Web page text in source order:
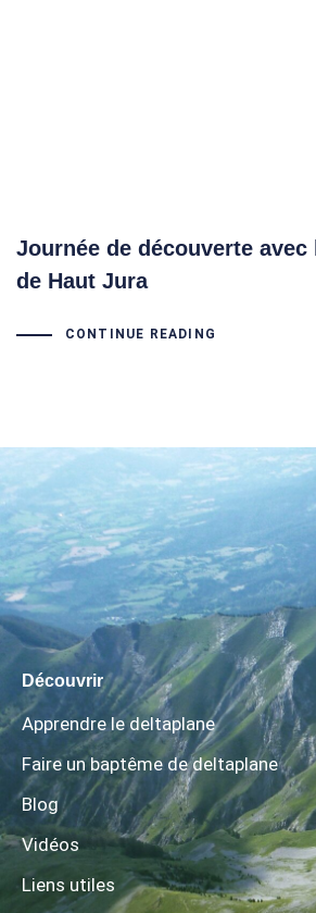
Journée de découverte avec
de Haut Jura
CONTINUE READING
Découvrir
Apprendre le deltaplane
Faire un baptême de deltaplane
Blog
Vidéos
Liens utiles